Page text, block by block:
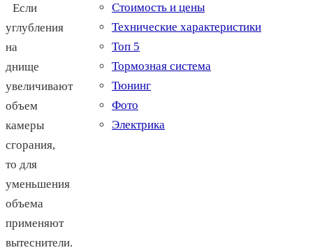
Если
углубления
на
днище
увеличивают
объем
камеры
сгорания,
то для
уменьшения
объема
применяют
вытеснители.
Стоимость и цены
Технические характеристики
Топ 5
Тормозная система
Тюнинг
Фото
Электрика